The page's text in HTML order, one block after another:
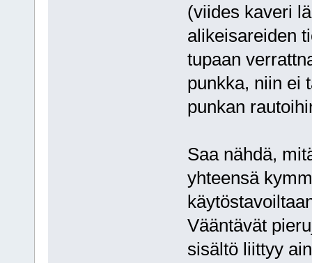
(viides kaveri
alikeisareiden
tupaan
punkka, niin ei
punkan
Saa nähdä,
yhteensä
Vääntävät
sisältö liittyy